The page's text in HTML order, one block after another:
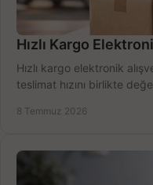
Hızlı Kargo
Hızlı kargo elektronik
teslimat hızını birlikte
8 Temmuz 2026